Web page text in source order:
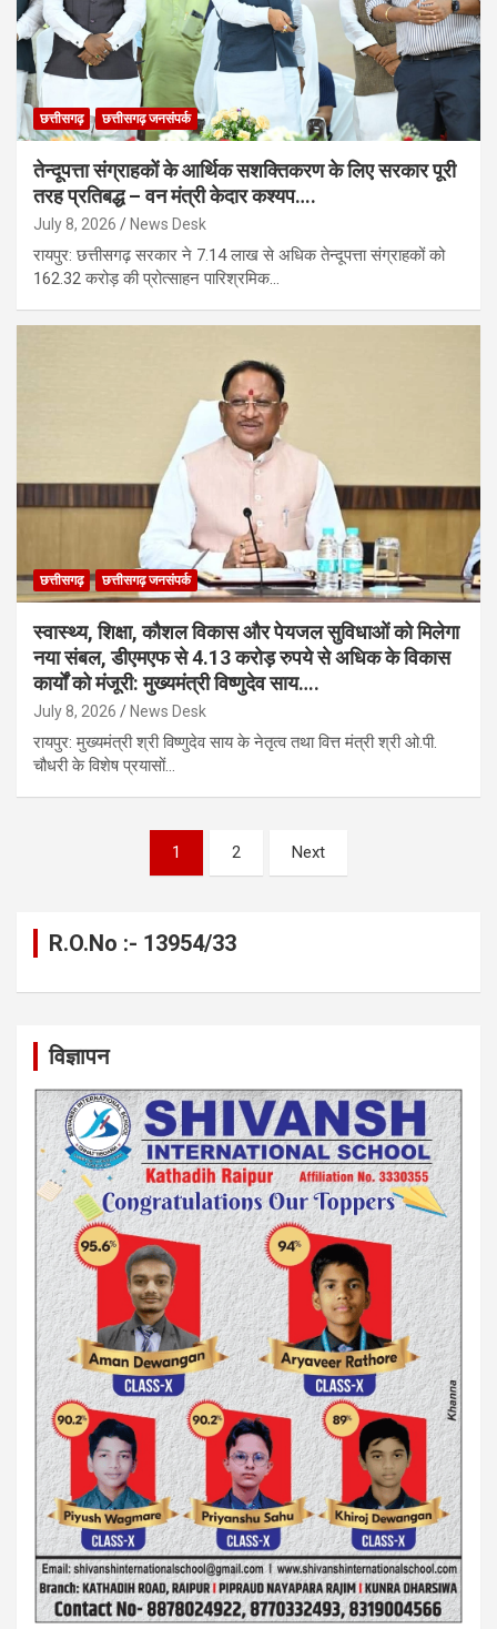
छत्तीसगढ़ छत्तीसगढ़ जनसंपर्क
तेन्दूपत्ता संग्राहकों के आर्थिक सशक्तिकरण के लिए सरकार पूरी
तरह प्रतिबद्ध – वन मंत्री केदार कश्यप….
July 8, 2026 News Desk
रायपुर: छत्तीसगढ़ सरकार ने 7.14 लाख से अधिक तेन्दूपत्ता संग्राहकों को
162.32 करोड़ की प्रोत्साहन पारिश्रमिक…
छत्तीसगढ़ छत्तीसगढ़ जनसंपर्क
स्वास्थ्य, शिक्षा, कौशल विकास और पेयजल सुविधाओं को मिलेगा
नया संबल, डीएमएफ से 4.13 करोड़ रुपये से अधिक के विकास
कार्यों को मंजूरी: मुख्यमंत्री विष्णुदेव साय….
July 8, 2026 News Desk
रायपुर: मुख्यमंत्री श्री विष्णुदेव साय के नेतृत्व तथा वित्त मंत्री श्री ओ.पी.
चौधरी के विशेष प्रयासों…
1 2 Next
R.O.No :- 13954/33
विज्ञापन